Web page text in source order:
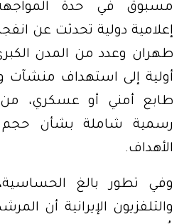
مسبوق في حدة المواجهة
إعلامية دولية تحدثت عن
طهران وعدد من المدن
أولية إلى استهداف منشآت
طابع أمني أو عسكري، من
رسمية شاملة بشأن حجم
الأهداف.
وفي تطور بالغ
والتلفزيون الإيرانية أن